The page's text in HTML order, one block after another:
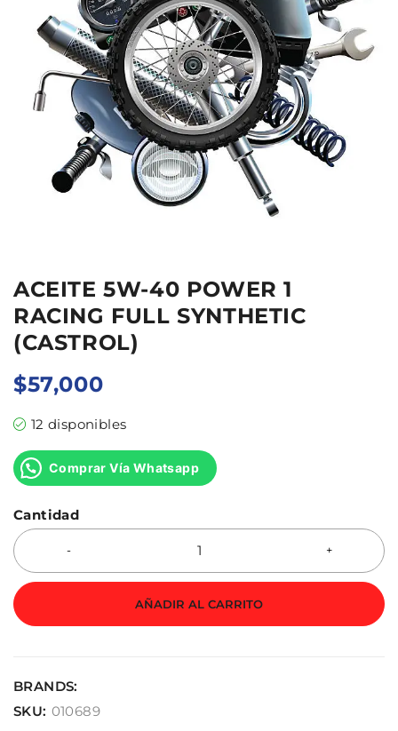
ACEITE 5W-40 POWER 1
RACING FULL SYNTHETIC
(CASTROL)
$57,000
12 disponibles
Comprar Vía Whatsapp
Cantidad
AÑADIR AL CARRITO
BRANDS:
SKU: 010689